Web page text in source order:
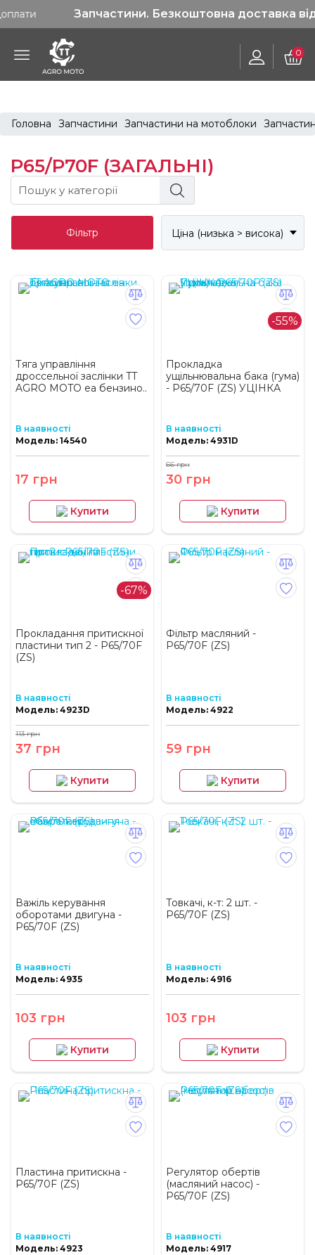
Запчастини. Безкоштовна доставка від 1200
0
Головна Запчастини Запчастини на мотоблоки
P65/P70F (ЗАГАЛЬНІ)
Фільтр Ціна (низька > висока)
Тяга управління
дроссельної заслінки TT
AGRO MOTO еа бензино..
В наявності
Модель: 14540
17 грн
Купити
-55%
Прокладка
ущільнювальна бака (гума)
- P65/70F (ZS) УЦІНКА
В наявності
Модель: 4931D
30 грн
66 грн
Купити
-67%
Прокладання притискної
пластини тип 2 - P65/70F
(ZS)
В наявності
Модель: 4923D
37 грн
113 грн
Купити
Фільтр масляний -
P65/70F (ZS)
В наявності
Модель: 4922
59 грн
Купити
Важіль керування
оборотами двигуна -
P65/70F (ZS)
В наявності
Модель: 4935
103 грн
Купити
Товкачі, к-т: 2 шт. -
P65/70F (ZS)
В наявності
Модель: 4916
103 грн
Купити
Пластина притискна -
P65/70F (ZS)
В наявності
Модель: 4923
Регулятор обертів
(масляний насос) -
P65/70F (ZS)
В наявності
Модель: 4917